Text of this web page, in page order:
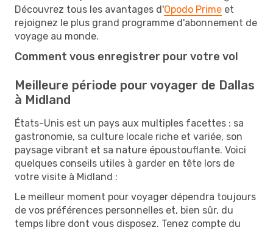
Découvrez tous les avantages d'Opodo Prime et
rejoignez le plus grand programme d'abonnement de
voyage au monde.
Comment vous enregistrer pour votre vol
Meilleure période pour voyager de Dallas
à Midland
États-Unis est un pays aux multiples facettes : sa
gastronomie, sa culture locale riche et variée, son
paysage vibrant et sa nature époustouflante. Voici
quelques conseils utiles à garder en tête lors de
votre visite à Midland :
Le meilleur moment pour voyager dépendra toujours
de vos préférences personnelles et, bien sûr, du
temps libre dont vous disposez. Tenez compte du